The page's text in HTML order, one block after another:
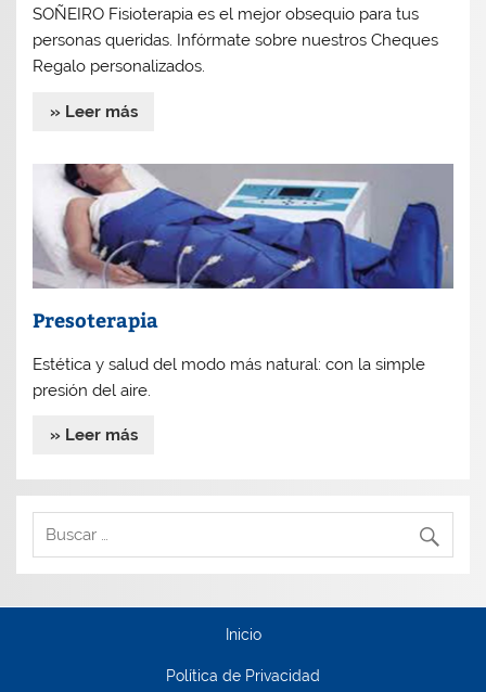
SOÑEIRO Fisioterapia es el mejor obsequio para tus
personas queridas. Infórmate sobre nuestros Cheques
Regalo personalizados.
» Leer más
Presoterapia
Estética y salud del modo más natural: con la simple
presión del aire.
» Leer más
Inicio
Política de Privacidad